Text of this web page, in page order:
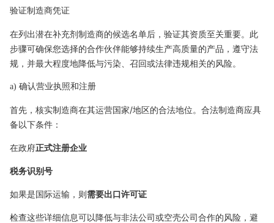
验证制造商凭证
在列出潜在补充剂制造商的候选名单后，验证其资质至关重要。此
步骤可确保您选择的合作伙伴能够持续生产高质量的产品，遵守法
规，并最大程度地降低与污染、召回或法律违规相关的风险。
a) 确认营业执照和注册
首先，核实制造商在其运营国家/地区的合法地位。合法制造商应具
备以下条件：
在政府正式注册企业
税务识别号
如果是国际运输，则需要出口许可证
检查这些详细信息可以降低与非法公司或空壳公司合作的风险，避